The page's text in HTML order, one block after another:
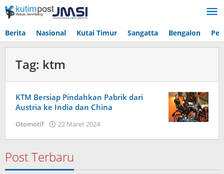
Lewati
ke
Berita Nasional Kutai Timur Sangatta Bengalon
Tag: ktm
KTM Bersiap Pindahkan Pabrik dari
Austria ke India dan China
Otomotif 22 Maret 2024
Satu
Post Terbaru